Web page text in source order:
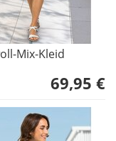
Mix-Kleid
69,95 €